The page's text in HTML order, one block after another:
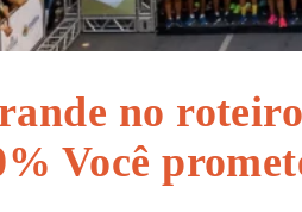
no
Você